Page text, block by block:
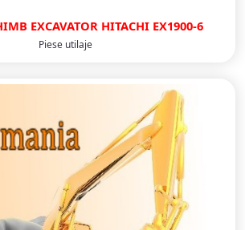
EXCAVATOR HITACHI EX1900-6
Piese utilaje